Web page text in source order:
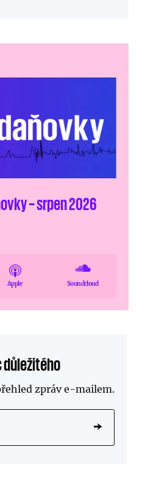
– srpen 2026
Apple Soundcloud
důležitého
zpráve-mailem.